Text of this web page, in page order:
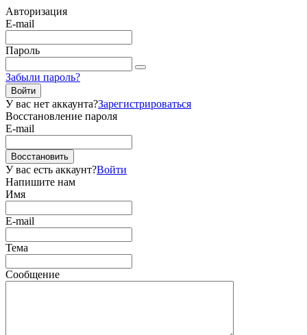
Авторизация
E-mail
Пароль
Забыли пароль?
Войти
У вас нет аккаунта?Зарегистрироваться
Восстановление пароля
E-mail
Восстановить
У вас есть аккаунт?Войти
Напишите нам
Имя
E-mail
Тема
Сообщение